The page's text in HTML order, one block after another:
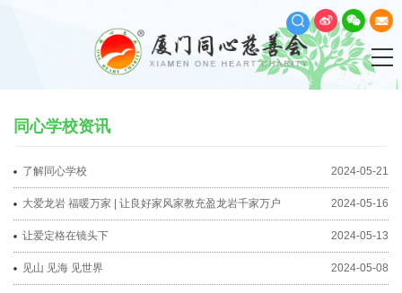
同心学校资讯
了解同心学校 2024-05-21
大爱龙岩 福暖万家 | 让良好家风家教充盈龙岩千家万户 2024-05-16
让爱定格在镜头下 2024-05-13
见山 见海 见世界 2024-05-08